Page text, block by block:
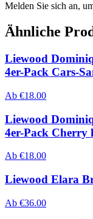
Melden Sie sich an,
Ähnliche
Liewood
4er-Pack Cars-
Ab €18.00
Liewood
4er-Pack Cherry
Ab €18.00
Liewood Elara
Ab €36.00